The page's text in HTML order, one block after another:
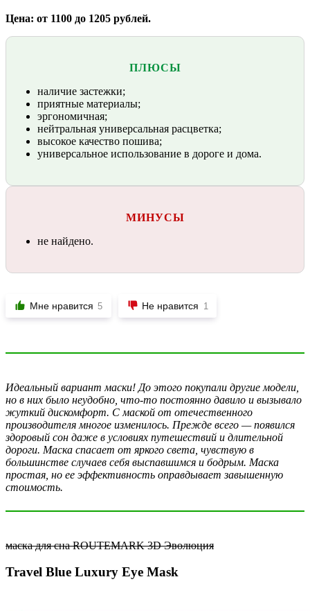
Цена: от 1100 до 1205 рублей.
ПЛЮСЫ
наличие застежки;
приятные материалы;
эргономичная;
нейтральная универсальная расцветка;
высокое качество пошива;
универсальное использование в дороге и дома.
МИНУСЫ
не найдено.
Мне нравится 5 Не нравится 1
Идеальный вариант маски! До этого покупали другие модели,
но в них было неудобно, что-то постоянно давило и вызывало
жуткий дискомфорт. С маской от отечественного
производителя многое изменилось. Прежде всего — появился
здоровый сон даже в условиях путешествий и длительной
дороги. Маска спасает от яркого света, чувствую в
большинстве случаев себя выспавшимся и бодрым. Маска
простая, но ее эффективность оправдывает завышенную
стоимость.
маска для сна ROUTEMARK 3D Эволюция
Travel Blue Luxury Eye Mask